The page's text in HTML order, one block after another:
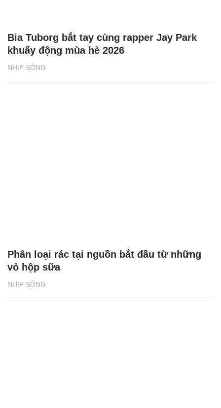
NHỊP SỐNG
Bia Tuborg bắt tay cùng rapper Jay Park
khuấy động mùa hè 2026
NHỊP SỐNG
Phân loại rác tại nguồn bắt đầu từ những
vỏ hộp sữa